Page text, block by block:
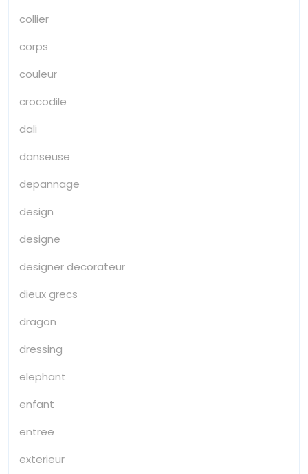
collier
corps
couleur
crocodile
dali
danseuse
depannage
design
designe
designer decorateur
dieux grecs
dragon
dressing
elephant
enfant
entree
exterieur